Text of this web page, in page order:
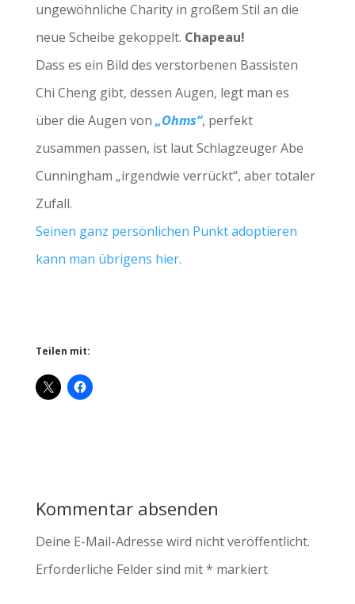
ungewöhnliche Charity in großem Stil an die
neue Scheibe gekoppelt. Chapeau!
Dass es ein Bild des verstorbenen Bassisten
Chi Cheng gibt, dessen Augen, legt man es
über die Augen von „Ohms“, perfekt
zusammen passen, ist laut Schlagzeuger Abe
Cunningham „irgendwie verrückt“, aber totaler
Zufall.
Seinen ganz persönlichen Punkt adoptieren
kann man übrigens hier.
Teilen mit:
Kommentar absenden
Deine E-Mail-Adresse wird nicht veröffentlicht.
Erforderliche Felder sind mit* markiert